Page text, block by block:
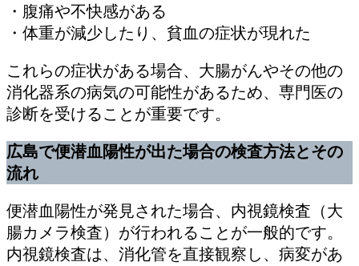
・腹痛や不快感がある
・体重が減少したり、貧血の症状が現れた
これらの症状がある場合、大腸がんやその他の
消化器系の病気の可能性があるため、専門医の
診断を受けることが重要です。
広島で便潜血陽性が出た場合の検査方法とその
流れ
便潜血陽性が発見された場合、内視鏡検査（大
腸カメラ検査）が行われることが一般的です。
内視鏡検査は、消化管を直接観察し、病変があ